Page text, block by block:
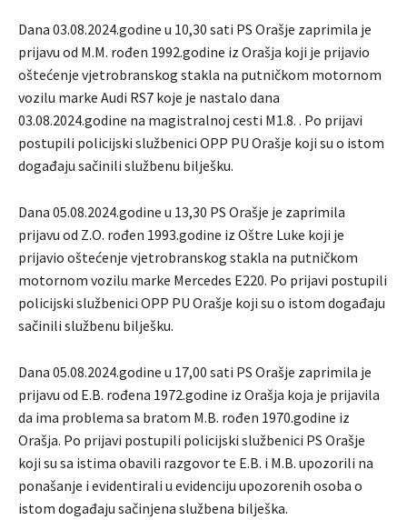
Dana 03.08.2024.godine u 10,30 sati PS Orašje zaprimila je
prijavu od M.M. rođen 1992.godine iz Orašja koji je prijavio
oštećenje vjetrobranskog stakla na putničkom motornom
vozilu marke Audi RS7 koje je nastalo dana
03.08.2024.godine na magistralnoj cesti M1.8. . Po prijavi
postupili policijski službenici OPP PU Orašje koji su o istom
događaju sačinili službenu bilješku.
Dana 05.08.2024.godine u 13,30 PS Orašje je zaprimila
prijavu od Z.O. rođen 1993.godine iz Oštre Luke koji je
prijavio oštećenje vjetrobranskog stakla na putničkom
motornom vozilu marke Mercedes E220. Po prijavi postupili
policijski službenici OPP PU Orašje koji su o istom događaju
sačinili službenu bilješku.
Dana 05.08.2024.godine u 17,00 sati PS Orašje zaprimila je
prijavu od E.B. rođena 1972.godine iz Orašja koja je prijavila
da ima problema sa bratom M.B. rođen 1970.godine iz
Orašja. Po prijavi postupili policijski službenici PS Orašje
koji su sa istima obavili razgovor te E.B. i M.B. upozorili na
ponašanje i evidentirali u evidenciju upozorenih osoba o
istom događaju sačinjena službena bilješka.